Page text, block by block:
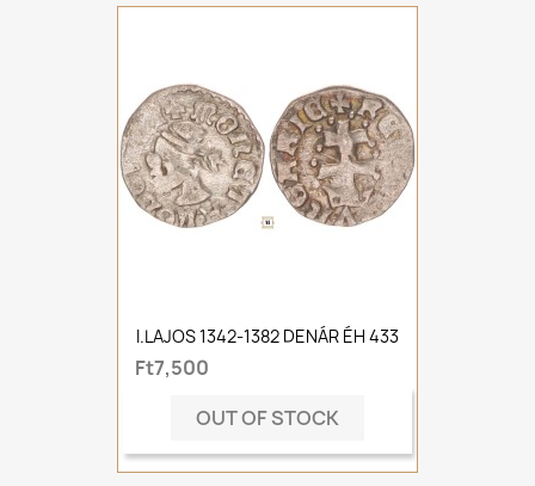
I.LAJOS 1342-1382 DENÁR ÉH 433
Ft7,500
OUT OF STOCK